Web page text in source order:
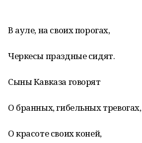
В ауле, на своих порогах,
Черкесы праздные сидят.
Сыны Кавказа говорят
О бранных, гибельных тревогах,
О красоте своих коней,